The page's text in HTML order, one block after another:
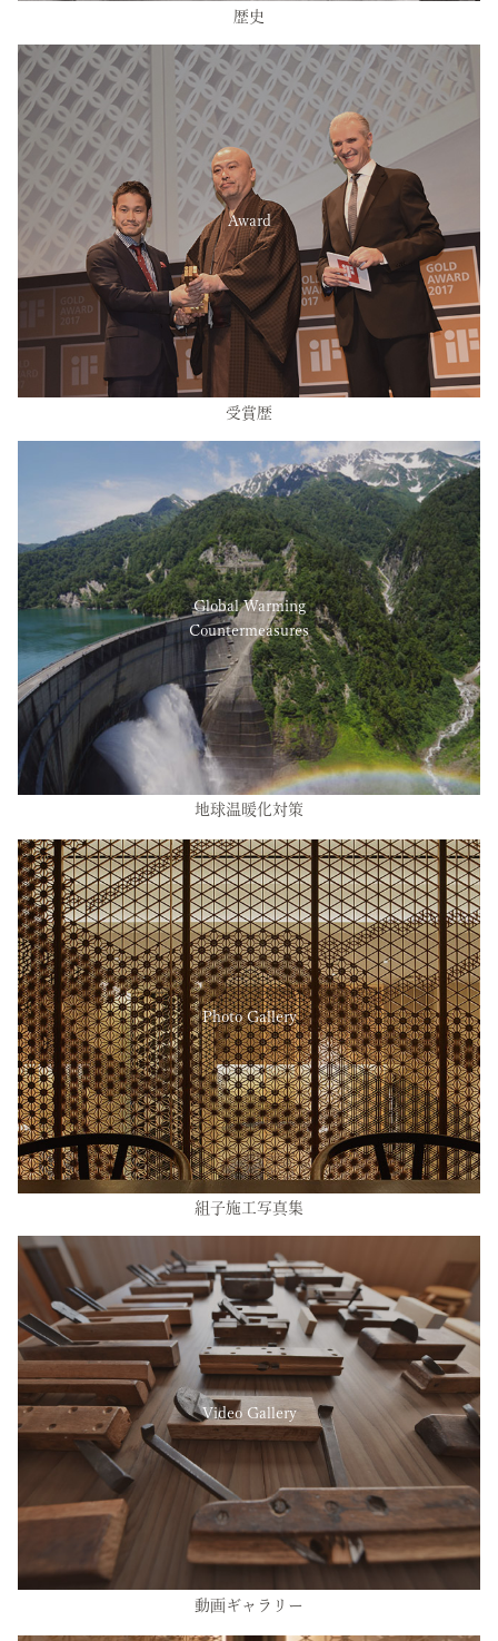
歴史
Award
受賞歴
Global Warming
Countermeasures
地球温暖化対策
Photo Gallery
組子施工写真集
Video Gallery
動画ギャラリー